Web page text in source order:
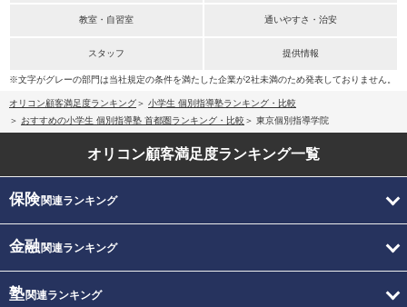
教室・自習室 通いやすさ・治安
スタッフ 提供情報
※文字がグレーの部門は当社規定の条件を満たした企業が2社未満のため発表しておりません。
オリコン顧客満足度ランキング
小学生 個別指導塾ランキング・比較
おすすめの小学生 個別指導塾 首都圏ランキング・比較
東京個別指導学院
オリコン顧客満足度ランキング一覧
保険関連ランキング
金融関連ランキング
塾関連ランキング